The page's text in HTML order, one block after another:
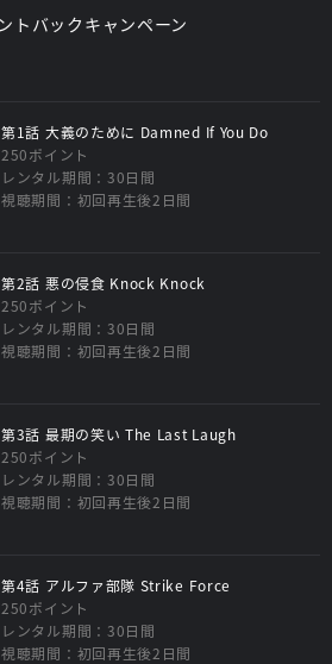
第1話 大義のために Damned If You Do
250ポイント
レンタル期間：30日間
視聴期間：初回再生後2日間
第2話 悪の侵食 Knock Knock
250ポイント
レンタル期間：30日間
視聴期間：初回再生後2日間
第3話 最期の笑い The Last Laugh
250ポイント
レンタル期間：30日間
視聴期間：初回再生後2日間
第4話 アルファ部隊 Strike Force
250ポイント
レンタル期間：30日間
視聴期間：初回再生後2日間